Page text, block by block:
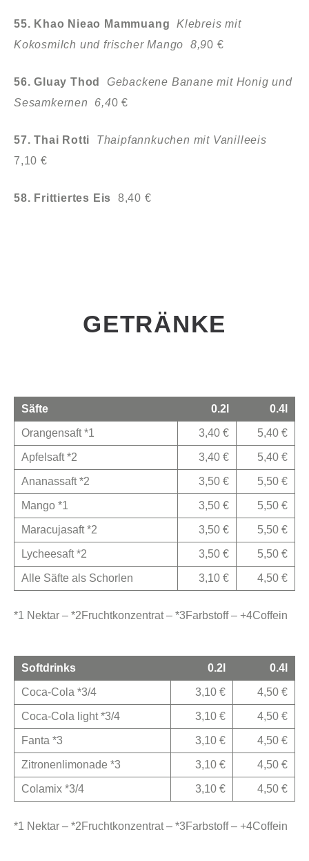
55. Khao Nieao Mammuang Klebreis mit
Kokosmilch und frischer Mango 8,90 €
56. Gluay Thod Gebackene Banane mit Honig und
Sesamkernen 6,40 €
57. Thai Rotti Thaipfannkuchen mit Vanilleeis
7,10 €
58. Frittiertes Eis 8,40 €
GETRÄNKE
Säfte 0.2l 0.4l
Orangensaft *1 3,40 € 5,40 €
Apfelsaft *2 3,40 € 5,40 €
Ananassaft *2 3,50 € 5,50 €
Mango *1 3,50 € 5,50 €
Maracujasaft *2 3,50 € 5,50 €
Lycheesaft *2 3,50 € 5,50 €
Alle Säfte als Schorlen 3,10 € 4,50 €
*1 Nektar – *2Fruchtkonzentrat – *3Farbstoff – +4Coffein
Softdrinks 0.2l 0.4l
Coca-Cola *3/4 3,10 € 4,50 €
Coca-Cola light *3/4 3,10 € 4,50 €
Fanta *3 3,10 € 4,50 €
Zitronenlimonade *3 3,10 € 4,50 €
Colamix *3/4 3,10 € 4,50 €
*1 Nektar – *2Fruchtkonzentrat – *3Farbstoff – +4Coffein